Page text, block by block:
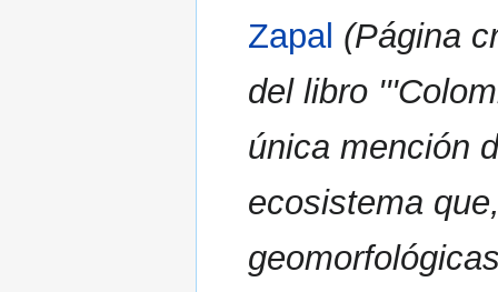
Zapal (Página
del libro
única mención
ecosistema